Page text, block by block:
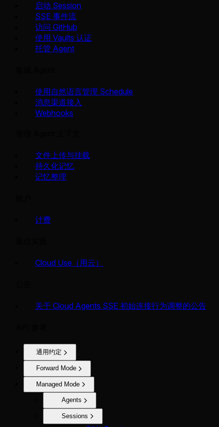
启动 Session
SSE 事件流
访问 GitHub
使用 Vaults 认证
托管 Agent
使用自然语言管理 Schedule
消息渠道接入
Webhooks
文件上传与挂载
持久化记忆
记忆整理
计费
Cloud Use（用云）
关于 Cloud Agents SSE 初始连接行为调整的公告
通用约定
Forward Mode
Managed Mode
Agents
Sessions